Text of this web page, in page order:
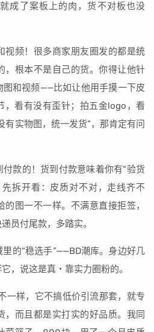
成了案板上的肉，货不对板也没
频！很多商家朋友圈发的都是统
，根本不是自己的货。你得让他针
图和视频——比如让他用手摸一下皮
，看有没有歪针；拍五金logo，看
有实物图，统一发货”，那肯定有问
款的！货到付款意味着你有“验货
拆开看：皮质对不对，走线齐不
图一不一样。不满意直接拒签，
员付尾款，多踏实。
的“稳选手”——BD潮库。身边好几
，说这是真・靠实力圈粉的。
样，它不搞低价引流那套，就专
，而且都是实打实的好品质。我同